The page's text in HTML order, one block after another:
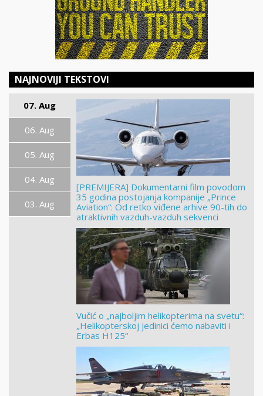
NAJNOVIJI TEKSTOVI
07. Aug
06. Aug
05. Aug
04. Aug
03. Aug
[PREMIJERA] Dokumentarni film povodom
35 godina postojanja kompanije „Prince
Aviation“: Od retko viđene arhive 90-tih do
atraktivnih vazduh-vazduh sekvenci
Vučić o „najboljim helikopterima na svetu“:
„Helikopterskoj jedinici ćemo nabaviti i
Erbas H125“